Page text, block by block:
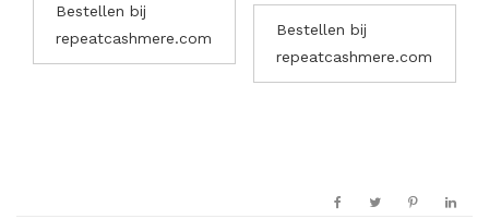
Bestellen bij
repeatcashmere.com
Bestellen bij
repeatcashmere.com